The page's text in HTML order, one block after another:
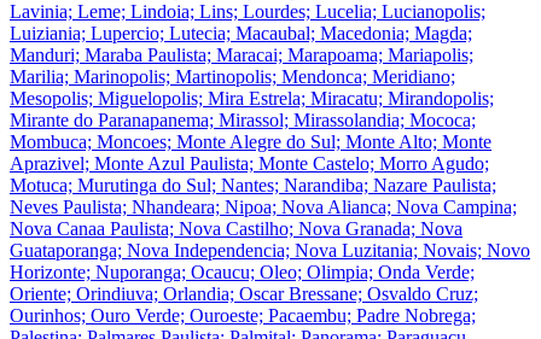
Lavinia; Leme; Lindoia; Lins; Lourdes; Lucelia; Lucianopolis;
Luiziania; Lupercio; Lutecia; Macaubal; Macedonia; Magda;
Manduri; Maraba Paulista; Maracai; Marapoama; Mariapolis;
Marilia; Marinopolis; Martinopolis; Mendonca; Meridiano;
Mesopolis; Miguelopolis; Mira Estrela; Miracatu; Mirandopolis;
Mirante do Paranapanema; Mirassol; Mirassolandia; Mococa;
Mombuca; Moncoes; Monte Alegre do Sul; Monte Alto; Monte
Aprazivel; Monte Azul Paulista; Monte Castelo; Morro Agudo;
Motuca; Murutinga do Sul; Nantes; Narandiba; Nazare Paulista;
Neves Paulista; Nhandeara; Nipoa; Nova Alianca; Nova Campina;
Nova Canaa Paulista; Nova Castilho; Nova Granada; Nova
Guataporanga; Nova Independencia; Nova Luzitania; Novais; Novo
Horizonte; Nuporanga; Ocaucu; Oleo; Olimpia; Onda Verde;
Oriente; Orindiuva; Orlandia; Oscar Bressane; Osvaldo Cruz;
Ourinhos; Ouro Verde; Ouroeste; Pacaembu; Padre Nobrega;